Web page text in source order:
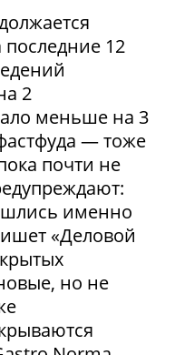
12
2
меньше на 3
— тоже
почти не
именно
«Деловой
но не